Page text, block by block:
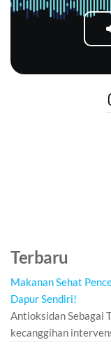
Terbaru
Makanan Sehat
Dapur Sendiri!
Antioksidan Sebagai
kecanggihan